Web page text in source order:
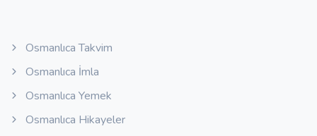
Osmanlıca Takvim
Osmanlıca İmla
Osmanlıca Yemek
Osmanlıca Hikayeler